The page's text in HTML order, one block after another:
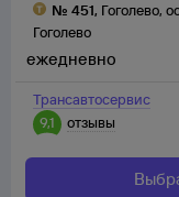
№ 451, Гоголево,
Гоголево
Трансавтосервис
9,1
отзывы
ежедневно